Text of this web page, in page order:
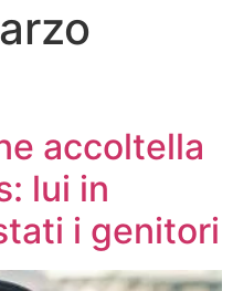
accoltella
lui in
i genitori